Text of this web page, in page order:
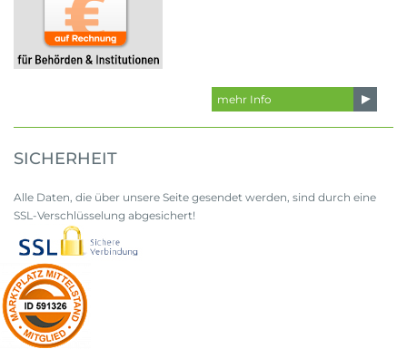
mehr Info
SICHERHEIT
Alle Daten, die über unsere Seite gesendet werden, sind durch eine
SSL-Verschlüsselung abgesichert!